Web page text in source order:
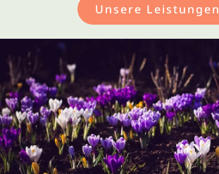
Unsere Leistungen